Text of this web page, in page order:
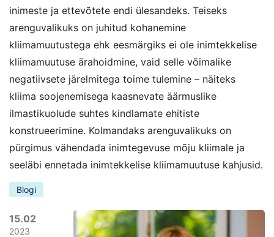
inimeste ja ettevõtete endi ülesandeks. Teiseks
arenguvalikuks on juhitud kohanemine
kliimamuutustega ehk eesmärgiks ei ole inimtekkelise
kliimamuutuse ärahoidmine, vaid selle võimalike
negatiivsete järelmitega toime tulemine – näiteks
kliima soojenemisega kaasnevate äärmuslike
ilmastikuolude suhtes kindlamate ehitiste
konstrueerimine. Kolmandaks arenguvalikuks on
pürgimus vähendada inimtegevuse mõju kliimale ja
seeläbi ennetada inimtekkelise kliimamuutuse kahjusid.
Blogi
15.02
2023